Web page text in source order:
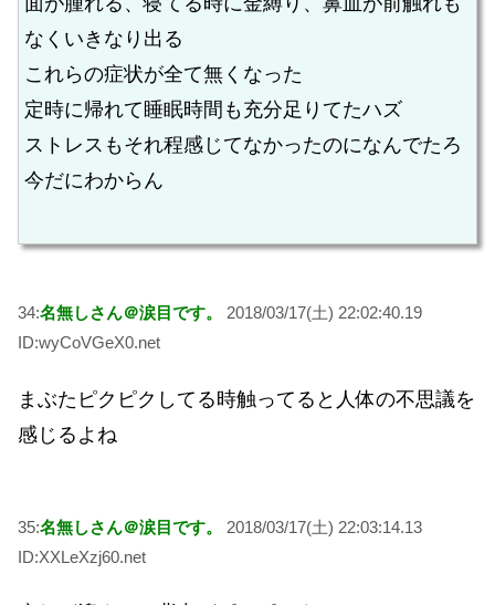
なくいきなり出る
これらの症状が全て無くなった
定時に帰れて睡眠時間も充分足りてたハズ
ストレスもそれ程感じてなかったのになんでたろ
今だにわからん
34:名無しさん＠涙目です。
2018/03/17(土) 22:02:40.19
ID:wyCoVGeX0.net
まぶたピクピクしてる時触ってると人体の不思議を
感じるよね
35:名無しさん＠涙目です。
2018/03/17(土) 22:03:14.13
ID:XXLeXzj60.net